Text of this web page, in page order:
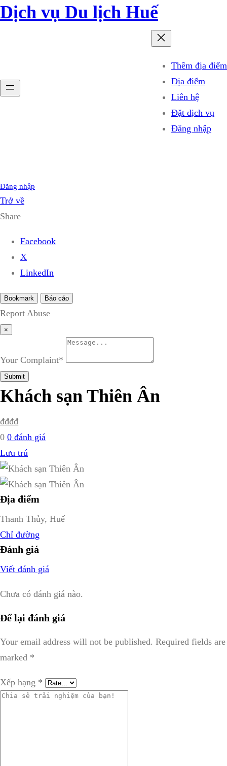
Dịch vụ Du lịch Huế
Thêm địa điểm
Địa điểm
Liên hệ
Đặt dịch vụ
Đăng nhập
Đăng nhập
Trở về
Share
Facebook
X
LinkedIn
Bookmark Báo cáo
Report Abuse
×
Your Complaint*
Submit
Khách sạn Thiên Ân
₫₫₫₫
0 0 đánh giá
Lưu trú
Địa điểm
Thanh Thủy, Huế
Chỉ đường
Đánh giá
Viết đánh giá
Chưa có đánh giá nào.
Để lại đánh giá
Your email address will not be published. Required fields are
marked *
Xếp hạng *